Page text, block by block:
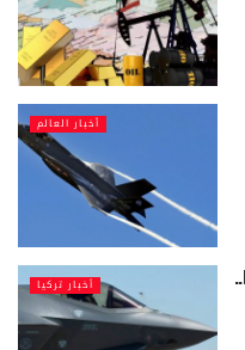
أخبار العالم
أخبار تركيا مرحلة جديدة في مفاوضات الـ F-35..